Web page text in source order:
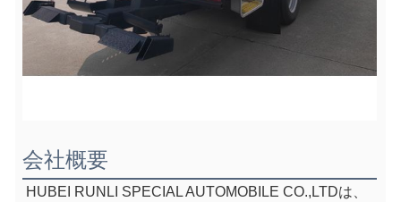
会社概要
HUBEI RUNLI SPECIAL AUTOMOBILE CO.,LTDは、